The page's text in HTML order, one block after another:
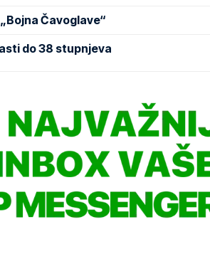
Čavoglave“
do 38 stupnjeva